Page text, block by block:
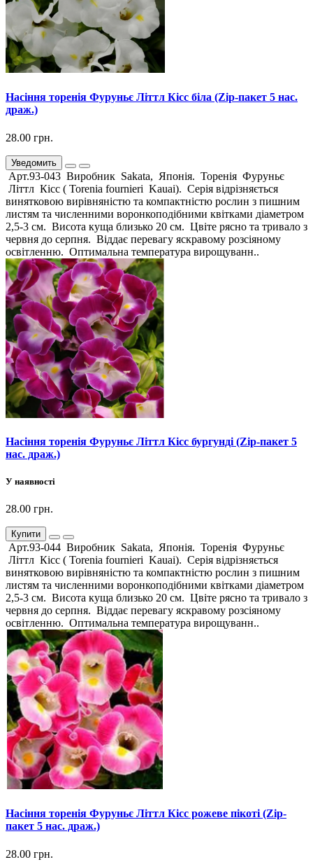
Насіння торенія Фуруньє Літтл Кісс біла (Zip-пакет 5 нас.
драж.)
28.00 грн.
Уведомить
Арт.93-043 Виробник Sakata, Японія. Торенія Фуруньє
Літтл Кісс ( Torenia fournieri Kauai). Серія відрізняється
винятковою вирівняністю та компактністю рослин з пишним
листям та численними воронкоподібними квітками діаметром
2,5-3 см. Висота куща близько 20 см. Цвіте рясно та тривало з
червня до серпня. Віддає перевагу яскравому розсіяному
освітленню. Оптимальна температура вирощуванн..
Насіння торенія Фуруньє Літтл Кісс бургунді (Zip-пакет 5
нас. драж.)
У наявності
28.00 грн.
Купити
Арт.93-044 Виробник Sakata, Японія. Торенія Фуруньє
Літтл Кісс ( Torenia fournieri Kauai). Серія відрізняється
винятковою вирівняністю та компактністю рослин з пишним
листям та численними воронкоподібними квітками діаметром
2,5-3 см. Висота куща близько 20 см. Цвіте рясно та тривало з
червня до серпня. Віддає перевагу яскравому розсіяному
освітленню. Оптимальна температура вирощуванн..
Насіння торенія Фуруньє Літтл Кісс рожеве пікоті (Zip-
пакет 5 нас. драж.)
28.00 грн.